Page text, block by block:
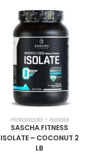
AÑADIR AL CARRITO
Hidrolizada - Isolate
SASCHA FITNESS
ISOLATE – COCONUT 2
LB